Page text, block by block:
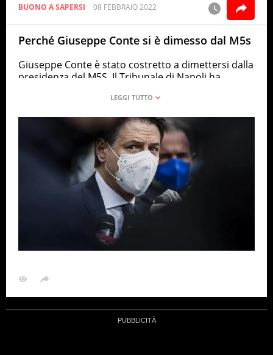
BUONO A SAPERSI 08 FEBBRAIO 2022
Perché Giuseppe Conte si è dimesso dal M5s
Giuseppe Conte è stato costretto a dimettersi dalla
presidenza del M5S. Il Tribunale di Napoli ha
modificato lo statuto per rendere possibile la
da un processo intentato da un gruppo di attivisti
del Movimento, difesi dall’avvocato Lorenzo Borrè.
Per il Tribunale di Napoli ben 81.839 iscritti al M5S
sarebbero stati illegittimamente esclusi dalle
votazioni sul nuovo statuto. Secondo lo statuto
allora vigente, in prima convocazione l’assemblea
avrebbe potuto deliberaresoltanto in presenza
della maggioranza assoluta degli iscritti. Avrebbe
effettivamente potuto essere introdotta una
restrizione rispetto agli iscritti da meno di 6 mesi,
ma solo con regolamento adottato dal comitato di
atti invece risulta che l’assemblea del 3 agosto sia
iscritti da meno di 6 mesi. Di conseguenza
l’assemblea del M5s che permise l’elezione di Conte
non sarebbe stata correttamente costituita.